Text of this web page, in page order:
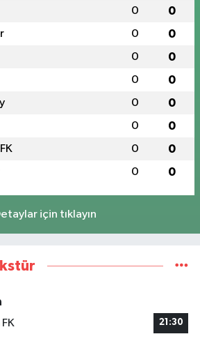
0 0
0 0
0 0
0 0
0 0
0 0
0 0
0 0
için tıklayın
21:30